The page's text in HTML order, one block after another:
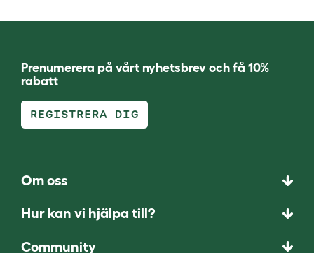
Prenumerera på vårt nyhetsbrev och få 10%
rabatt
REGISTRERA DIG
Om oss
Hur kan vi hjälpa till?
Community